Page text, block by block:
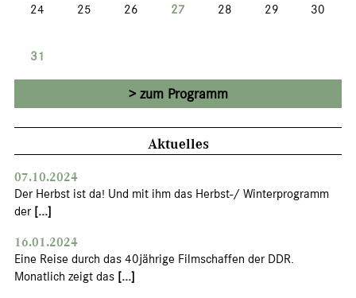
24 25 26 27 28 29 30
31
zum Programm
Aktuelles
07.10.2024
Der Herbst ist da! Und mit ihm das Herbst-/ Winterprogramm
der [...]
16.01.2024
Eine Reise durch das 40jährige Filmschaffen der DDR.
Monatlich zeigt das [...]